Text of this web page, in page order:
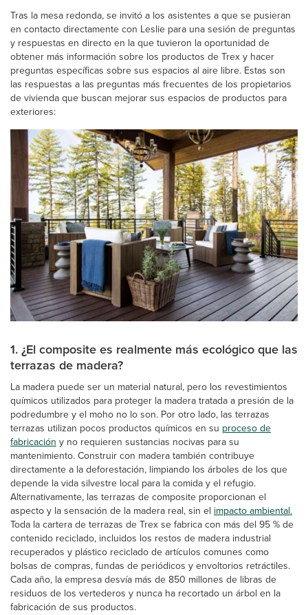
Tras la mesa redonda, se invitó a los asistentes a que se pusieran
en contacto directamente con Leslie para una sesión de preguntas
y respuestas en directo en la que tuvieron la oportunidad de
obtener más información sobre los productos de Trex y hacer
preguntas específicas sobre sus espacios al aire libre. Estas son
las respuestas a las preguntas más frecuentes de los propietarios
de vivienda que buscan mejorar sus espacios de productos para
exteriores:
1. ¿El composite es realmente más ecológico que las
terrazas de madera?
La madera puede ser un material natural, pero los revestimientos
químicos utilizados para proteger la madera tratada a presión de la
podredumbre y el moho no lo son. Por otro lado, las terrazas
terrazas utilizan pocos productos químicos en su proceso de
fabricación y no requieren sustancias nocivas para su
mantenimiento. Construir con madera también contribuye
directamente a la deforestación, limpiando los árboles de los que
depende la vida silvestre local para la comida y el refugio.
Alternativamente, las terrazas de composite proporcionan el
aspecto y la sensación de la madera real, sin el impacto ambiental.
Toda la cartera de terrazas de Trex se fabrica con más del 95 % de
contenido reciclado, incluidos los restos de madera industrial
recuperados y plástico reciclado de artículos comunes como
bolsas de compras, fundas de periódicos y envoltorios retráctiles.
Cada año, la empresa desvía más de 850 millones de libras de
residuos de los vertederos y nunca ha recortado un árbol en la
fabricación de sus productos.